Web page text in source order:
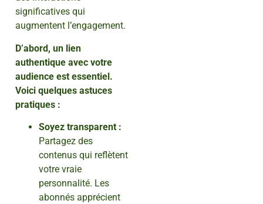
significatives qui
augmentent l’engagement.
D’abord, un lien
authentique avec votre
audience est essentiel.
Voici quelques astuces
pratiques :
Soyez transparent :
Partagez des
contenus qui reflètent
votre vraie
personnalité. Les
abonnés apprécient